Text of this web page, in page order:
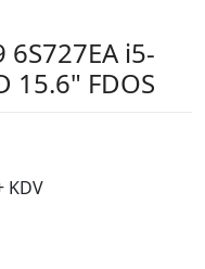
6S727EA i5-
15.6" FDOS
KDV